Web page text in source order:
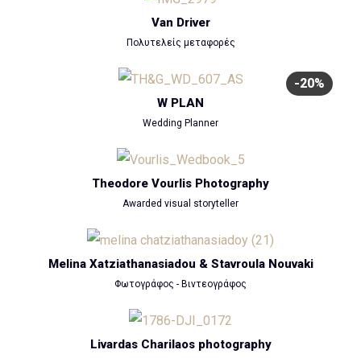
Van Driver
Πολυτελείς μεταφορές
-20%
W PLAN
Wedding Planner
Theodore Vourlis Photography
Awarded visual storyteller
Melina Xatziathanasiadou & Stavroula Nouvaki
Φωτογράφος - Βιντεογράφος
Livardas Charilaos photography